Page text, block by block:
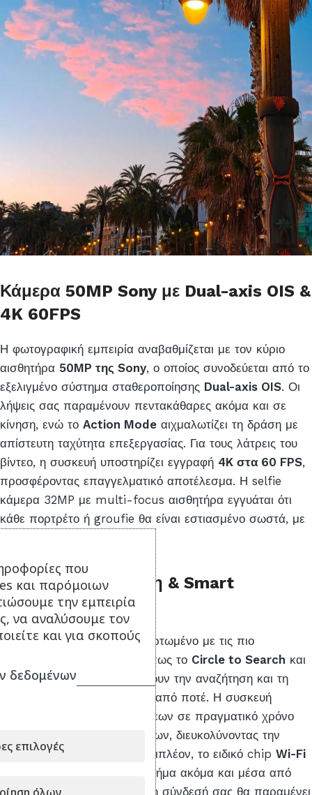
Κάμερα 50MP Sony με Dual-axis OIS &
4K 60FPS
Η φωτογραφική εμπειρία αναβαθμίζεται με τον κύριο
αισθητήρα 50MP της Sony, ο οποίος συνοδεύεται από το
εξελιγμένο σύστημα σταθεροποίησης Dual-axis OIS. Οι
λήψεις σας παραμένουν πεντακάθαρες ακόμα και σε
κίνηση, ενώ το Action Mode αιχμαλωτίζει τη δράση με
απίστευτη ταχύτητα επεξεργασίας. Για τους λάτρεις του
βίντεο, η συσκευή υποστηρίζει εγγραφή 4K στα 60 FPS,
προσφέροντας επαγγελματικό αποτέλεσμα. Η selfie
κάμερα 32MP με multi-focus αισθητήρα εγγυάται ότι
κάθε πορτρέτο ή groufie θα είναι εστιασμένο σωστά, με
Τεχνητή Νοημοσύνη & Smart
Connectivity
Το OnePlus Nord 6 είναι φορτωμένο με τις πιο
σύγχρονες λειτουργίες AI, όπως το Circle to Search και
τοGoogle Gemini
, που κάνουν την αναζήτηση και τη
δημιουργικότητα ευκολότερη από ποτέ. Η συσκευή
προσφέρει μετάφραση κλήσεων σε πραγματικό χρόνο
και έξυπνες συνόψεις κειμένων, διευκολύνοντας την
καθημερινή σας εργασία. Επιπλέον, το ειδικό chip Wi-Fi
ενισχύει το σήμα ακόμα και μέσα από
τοίχους, εξασφαλίζοντας ότι η σύνδεσή σας θα παραμένει
που
και παρόμοιων
την εμπειρία
να αναλύσουμε τον
και για σκοπούς
δεδομένων
επιλογές